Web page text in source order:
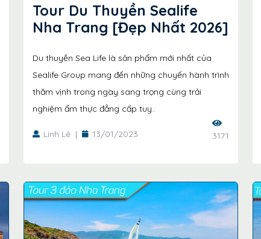
Tour Du Thuyền Sealife
Nha Trang [Đẹp Nhất 2026]
Du thuyền Sea Life là sản phẩm mới nhất của
Sealife Group mang đến những chuyến hành trình
thăm vịnh trong ngày sang trọng cùng trải
nghiệm ẩm thực đẳng cấp tuy..
Linh Lê | 13/01/2023 3171